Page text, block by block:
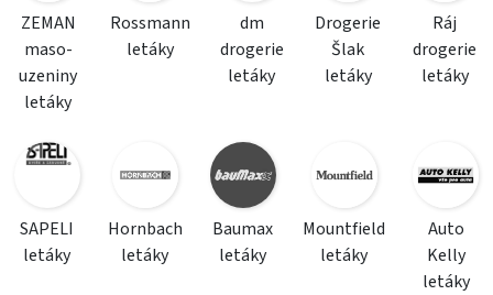
ZEMAN
maso-
uzeniny
letáky
Rossmann
letáky
dm
drogerie
letáky
Drogerie
Šlak
letáky
Ráj
drogerie
letáky
SAPELI
letáky
Hornbach
letáky
Baumax
letáky
Mountfield
letáky
Auto
Kelly
letáky